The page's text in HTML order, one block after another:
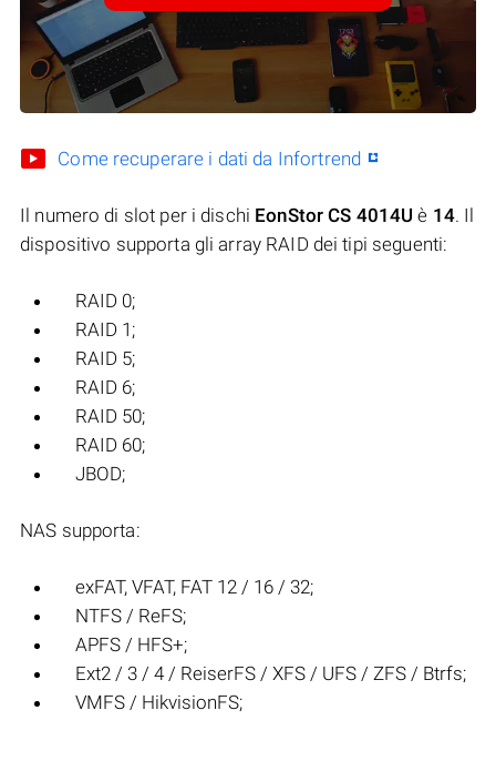
Come recuperare i dati da Infortrend
Il numero di slot per i dischi EonStor CS 4014U è 14. Il
dispositivo supporta gli array RAID dei tipi seguenti:
RAID 0;
RAID 1;
RAID 5;
RAID 6;
RAID 50;
RAID 60;
JBOD;
NAS supporta:
exFAT, VFAT, FAT 12 / 16 / 32;
NTFS / ReFS;
APFS / HFS+;
Ext2 / 3 / 4 / ReiserFS / XFS / UFS / ZFS / Btrfs;
VMFS / HikvisionFS;